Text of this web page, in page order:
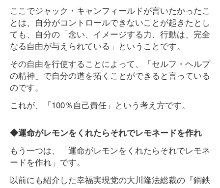
ここでジャック・キャンフィールドが言いたかったこ
とは、自分がコントロールできないことが起きたとし
ても、自分の「念い、イメージする力、行動は、完全
なる自由が与えられている」ということです。
その自由を行使することによって、「セルフ・ヘルプ
の精神」で自分の道を拓くことができると言っている
のです。
これが、「100％自己責任」という考え方です。
◆運命がレモンをくれたらそれでレモネードを作れ
もう一つは、「運命がレモンをくれたらそれでレモネ
ードを作れ」です。
以前にも紹介した幸福実現党の大川隆法総裁の『鋼鉄